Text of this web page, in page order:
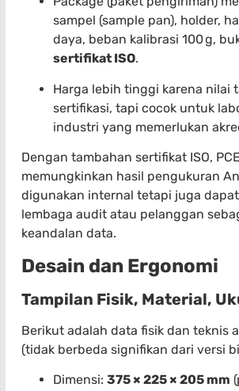
sampel (sample pan), holder,
daya, beban kalibrasi 100 g,
sertifikat ISO.
Harga lebih tinggi karena nilai
sertifikasi, tapi cocok untuk
industri yang memerlukan
Dengan tambahan sertifikat ISO,
memungkinkan hasil pengukuran
digunakan internal tetapi juga
lembaga audit atau pelanggan
keandalan data.
Desain dan Ergonomi
Tampilan Fisik, Material,
Berikut adalah data fisik dan teknis
(tidak berbeda signifikan dari versi
Dimensi: 375 × 225 × 205 mm